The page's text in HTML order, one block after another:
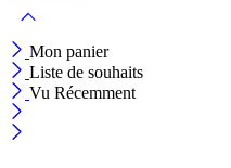
Mon panier
Liste de souhaits
Vu Récemment